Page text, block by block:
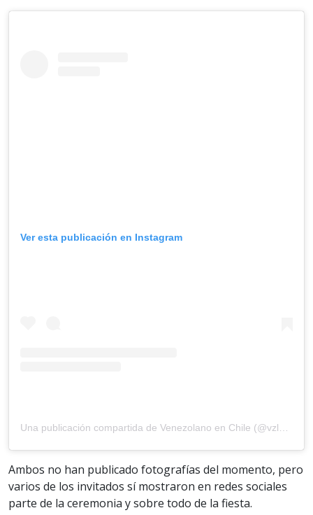
Ver esta publicación en Instagram
Ambos no han publicado fotografías del momento, pero
varios de los invitados sí mostraron en redes sociales
parte de la ceremonia y sobre todo de la fiesta.